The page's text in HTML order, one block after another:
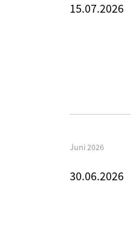
15.07.2026
Juni 2026
30.06.2026